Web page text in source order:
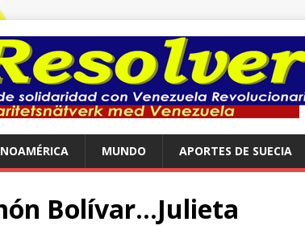
MUNDO APORTES DE SUECIA
Bolívar…Julieta